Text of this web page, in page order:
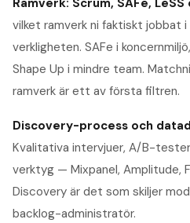
Ramverk: Scrum, SAFe,
vilket ramverk ni faktiskt jobbat
verkligheten. SAFe i
Shape Up i mindre team.
ramverk är ett av första filtren.
Discovery-process och
Kvalitativa intervjuer, A/B-
verktyg — Mixpanel, Amplitude,
Discovery är det som skiljer
backlog-administratör.